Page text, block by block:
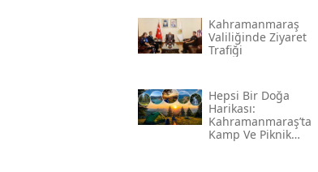
Kahramanmaraş
Valiliğinde Ziyaret
Trafiği
Hepsi Bir Doğa
Harikası:
Kahramanmaraş’ta
Kamp Ve Piknik